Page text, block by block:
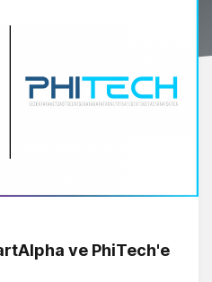
ve PhiTech'e